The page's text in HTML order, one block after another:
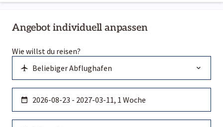
Angebot individuell anpassen
Wie willst du reisen?